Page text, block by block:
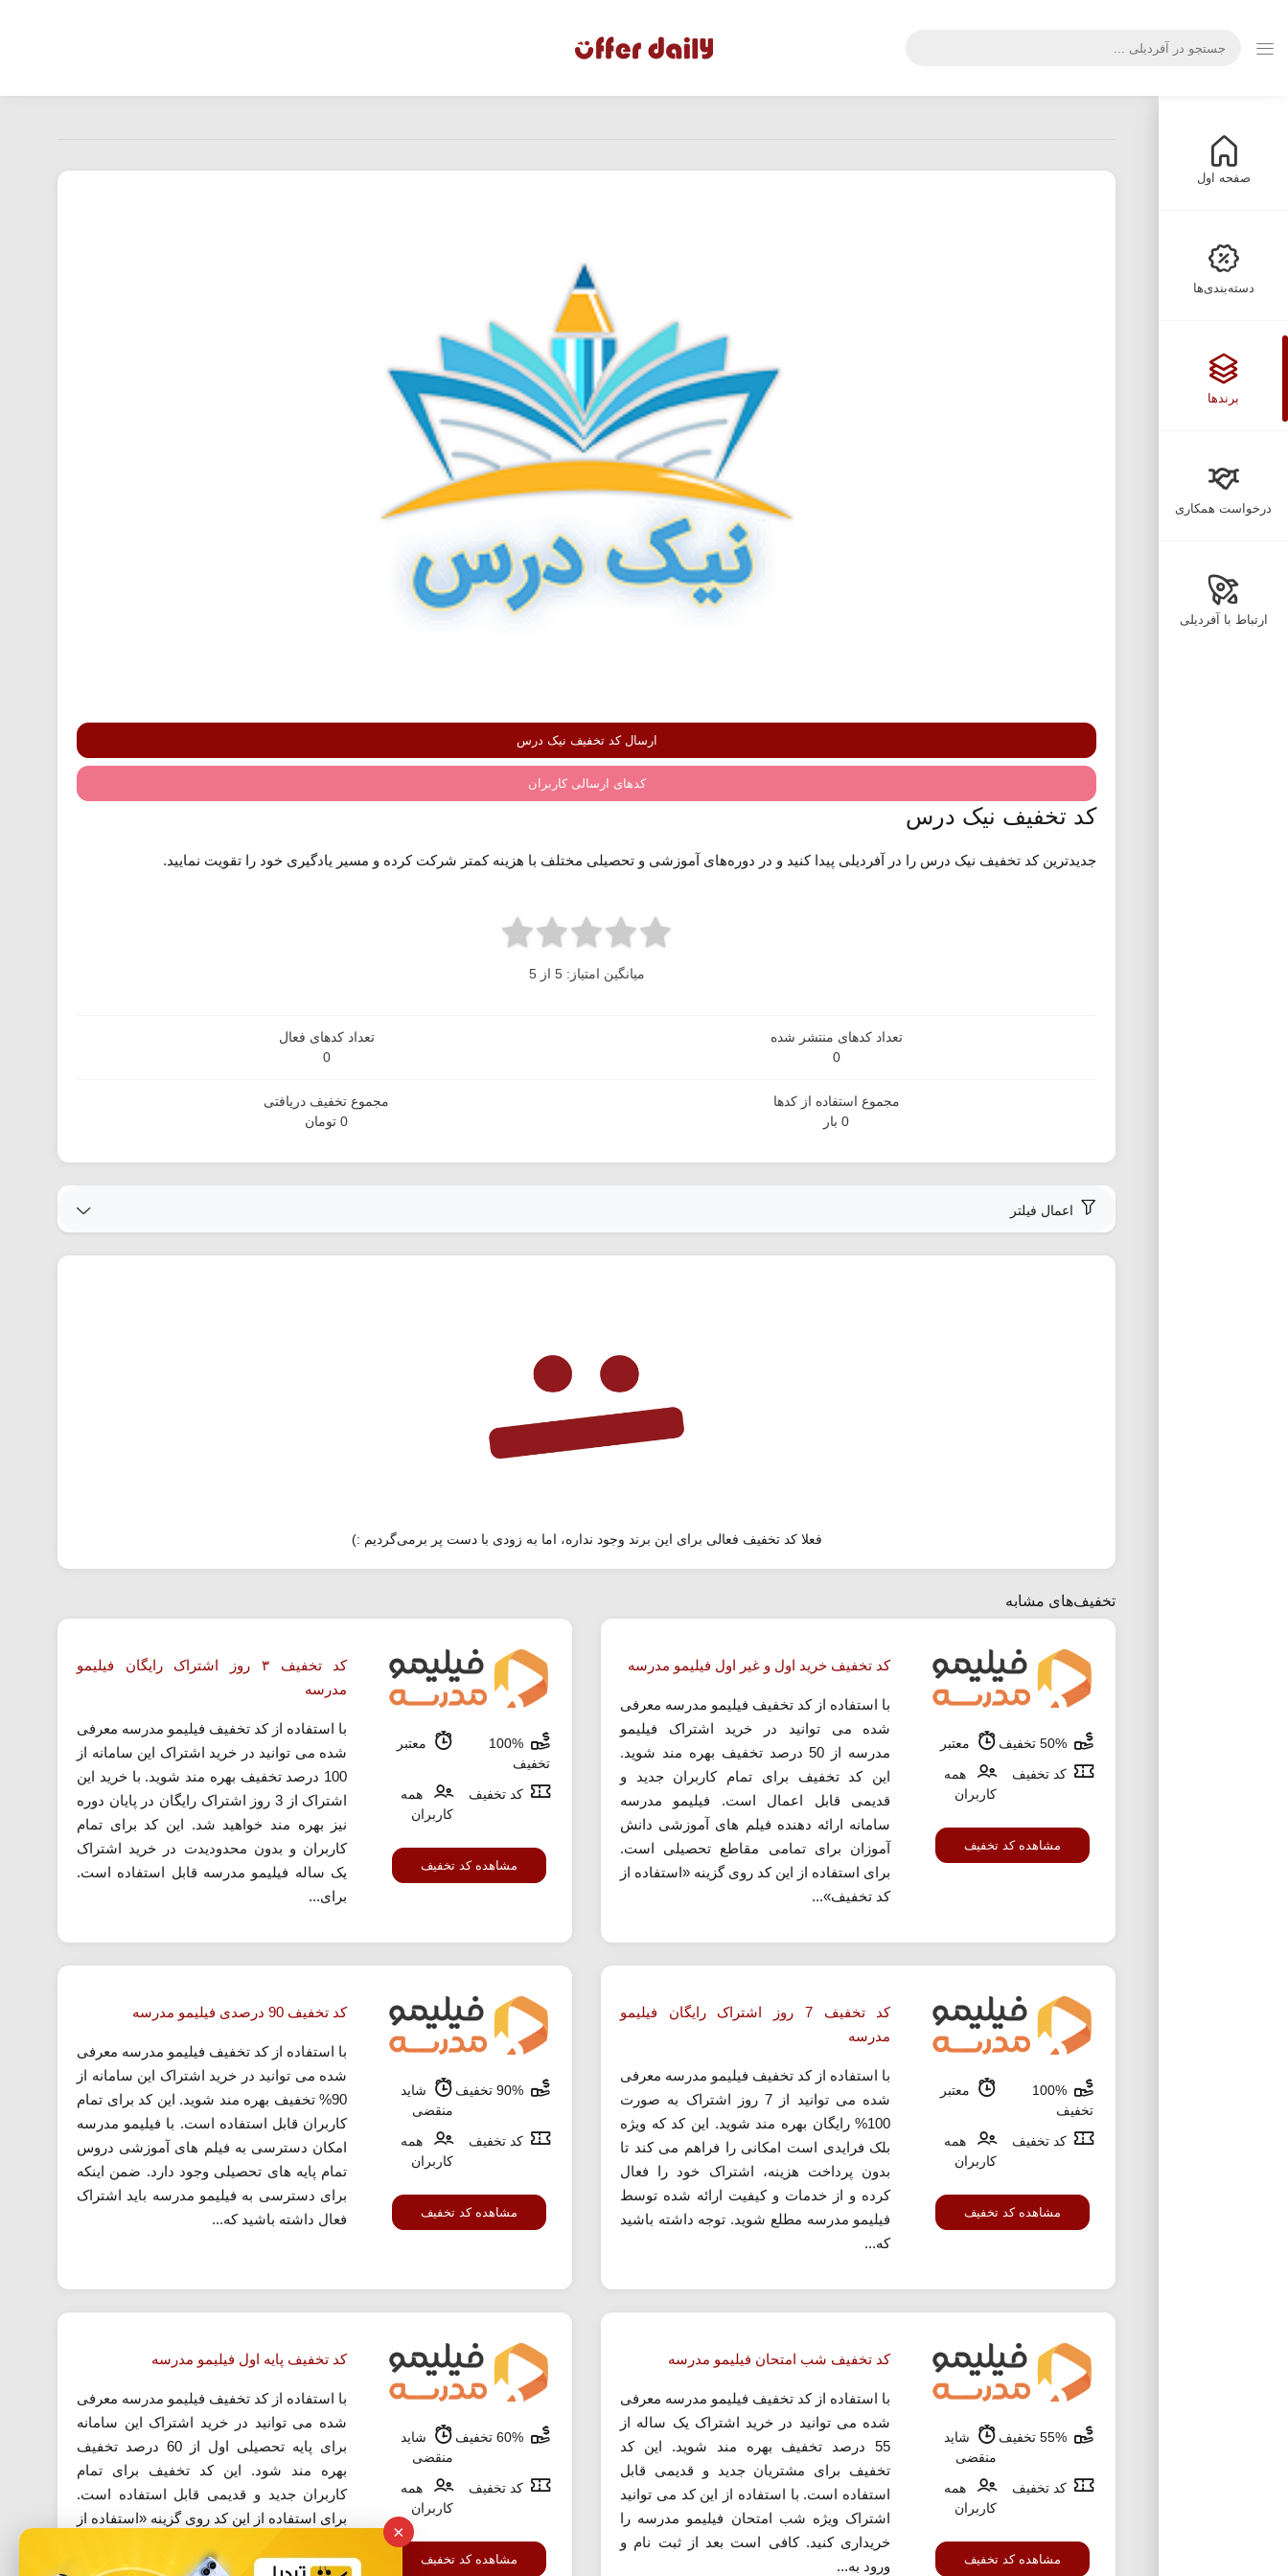
صفحه اول
دسته‌بندی‌ها
برندها
درخواست همکاری
ارتباط با آفردیلی
ارسال کد تخفیف نیک درس
کدهای ارسالی کاربران
کد تخفیف نیک درس
جدیدترین کد تخفیف نیک درس را در آفردیلی پیدا کنید و در دوره‌های آموزشی و تحصیلی مختلف با هزینه کمتر شرکت کرده و مسیر یادگیری خود را تقویت نمایید.
میانگین امتیاز: 5 از 5
تعداد کدهای منتشر شده
0
تعداد کدهای فعال
0
مجموع استفاده از کدها
0 بار
مجموع تخفیف دریافتی
0 تومان
اعمال فیلتر
فعلا کد تخفیف فعالی برای این برند وجود نداره، اما به زودی با دست پر برمی‌گردیم :)
تخفیف‌های مشابه
معتبر
کد تخفیف
همه
کاربران
مشاهده کد تخفیف
کد تخفیف خرید اول و غیر اول فیلیمو مدرسه
با استفاده از کد تخفیف فیلیمو مدرسه معرفی
شده می توانید در خرید اشتراک فیلیمو
مدرسه از 50 درصد تخفیف بهره مند شوید.
این کد تخفیف برای تمام کاربران جدید و
قدیمی قابل اعمال است. فیلیمو مدرسه
سامانه ارائه دهنده فیلم های آموزشی دانش
آموزان برای تمامی مقاطع تحصیلی است.
برای استفاده از این کد روی گزینه «استفاده از
کد تخفیف»...
100%
تخفیف
معتبر
کد تخفیف
همه
کاربران
مشاهده کد تخفیف
کد تخفیف ۳ روز اشتراک رایگان فیلیمو
مدرسه
با استفاده از کد تخفیف فیلیمو مدرسه معرفی
شده می توانید در خرید اشتراک این سامانه از
100 درصد تخفیف بهره مند شوید. با خرید این
اشتراک از 3 روز اشتراک رایگان در پایان دوره
نیز بهره مند خواهید شد. این کد برای تمام
کاربران و بدون محدودیدت در خرید اشتراک
یک ساله فیلیمو مدرسه قابل استفاده است.
برای...
100%
تخفیف
معتبر
کد تخفیف
همه
کاربران
مشاهده کد تخفیف
کد تخفیف 7 روز اشتراک رایگان فیلیمو
مدرسه
با استفاده از کد تخفیف فیلیمو مدرسه معرفی
شده می توانید از 7 روز اشتراک به صورت
100% رایگان بهره مند شوید. این کد که ویژه
بلک فرایدی است امکانی را فراهم می کند تا
بدون پرداخت هزینه، اشتراک خود را فعال
کرده و از خدمات و کیفیت ارائه شده توسط
فیلیمو مدرسه مطلع شوید. توجه داشته باشید
که...
شاید
منقضی
کد تخفیف
همه
کاربران
مشاهده کد تخفیف
کد تخفیف 90 درصدی فیلیمو مدرسه
با استفاده از کد تخفیف فیلیمو مدرسه معرفی
شده می توانید در خرید اشتراک این سامانه از
90% تخفیف بهره مند شوید. این کد برای تمام
کاربران قابل استفاده است. با فیلیمو مدرسه
امکان دسترسی به فیلم های آموزشی دروس
تمام پایه های تحصیلی وجود دارد. ضمن اینکه
برای دسترسی به فیلیمو مدرسه باید اشتراک
فعال داشته باشید که...
شاید
منقضی
کد تخفیف
همه
کاربران
مشاهده کد تخفیف
کد تخفیف شب امتحان فیلیمو مدرسه
با استفاده از کد تخفیف فیلیمو مدرسه معرفی
شده می توانید در خرید اشتراک یک ساله از
55 درصد تخفیف بهره مند شوید. این کد
تخفیف برای مشتریان جدید و قدیمی قابل
استفاده است. با استفاده از این کد می توانید
اشتراک ویژه شب امتحان فیلیمو مدرسه را
خریداری کنید. کافی است بعد از ثبت نام و
ورود به...
شاید
منقضی
کد تخفیف
همه
کاربران
مشاهده کد تخفیف
کد تخفیف پایه اول فیلیمو مدرسه
با استفاده از کد تخفیف فیلیمو مدرسه معرفی
شده می توانید در خرید اشتراک این سامانه
برای پایه تحصیلی اول از 60 درصد تخفیف
بهره مند شود. این کد تخفیف برای تمام
کاربران جدید و قدیمی قابل استفاده است.
برای استفاده از این کد روی گزینه «استفاده از
×